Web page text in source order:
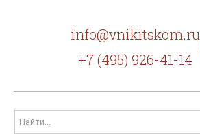
info@vnikitskom.ru
+7 (495) 926-41-14